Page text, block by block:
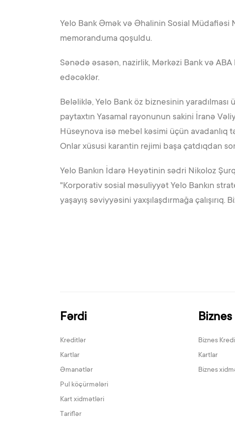
Yelo Bank Əmək və Əhalinin Sosial Müdafiəsi
memoranduma qoşuldu.
Sənədə əsasən, nazirlik, Mərkəzi Bank və
edəcəklər.
Beləliklə, Yelo Bank öz biznesinin yaradılması
paytaxtın Yasamal rayonunun sakini İranə
Hüseynova isə mebel kəsimi üçün avadanlıq
Onlar xüsusi karantin rejimi başa çatdıqdan
Yelo Bankın İdarə Heyətinin sədri Nikoloz
"Korporativ sosial məsuliyyət Yelo Bankın
yaşayış səviyyəsini yaxşılaşdırmağa
Fərdi
Kreditlər
Kartlar
Əmanətlər
Pul köçürmələri
Kart xidmətləri
Tariflər
Biznes
Biznes
Kartlar
Biznes